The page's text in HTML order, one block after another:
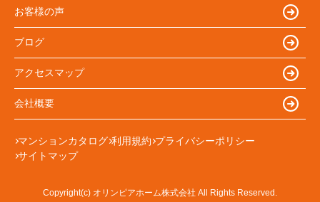
お客様の声
ブログ
アクセスマップ
会社概要
マンションカタログ 利用規約 プライバシーポリシー
サイトマップ
Copyright(c) オリンピアホーム株式会社 All Rights Reserved.